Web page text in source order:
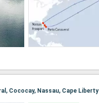
Cococay, Nassau, Cape Liberty